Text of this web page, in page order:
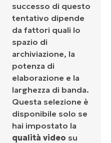
successo di questo
tentativo dipende
da fattori quali lo
spazio di
archiviazione, la
potenza di
elaborazione e la
larghezza di banda.
Questa selezione è
disponibile solo se
hai impostato la
qualità video su